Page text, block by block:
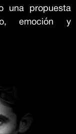
una propuesta
emoción y